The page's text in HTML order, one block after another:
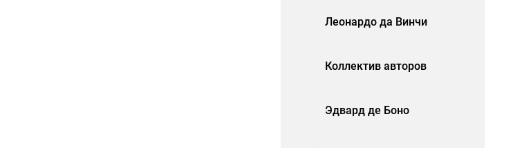
Леонардо да Винчи
Коллектив авторов
Эдвард де Боно